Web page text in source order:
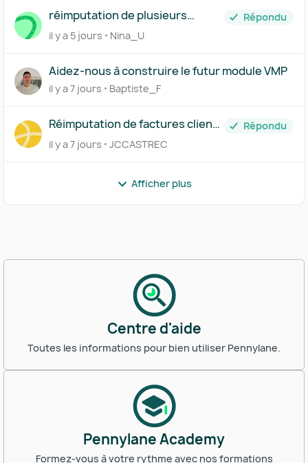
réimputation de plusieurs
achats en CC d'associé
Répondu
il y a 5 jours
Nina_U
Aidez-nous à construire le futur module VMP
il y a 7 jours Baptiste_F
Réimputation de factures clients
générée sur Pennylane
interdite!
Répondu
il y a 7 jours
JCCASTREC
Afficher plus
Centre d'aide
Toutes les informations pour bien utiliser Pennylane.
Pennylane Academy
Formez-vous à votre rythme avec nos formations